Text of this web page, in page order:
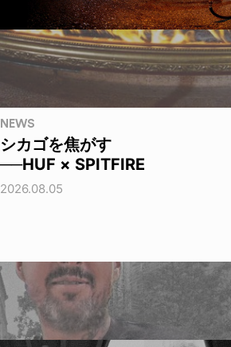
NEWS
シカゴを焦がす
──HUF × SPITFIRE
2026.08.05